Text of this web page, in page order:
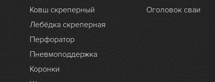
Ковш скреперный
Лебёдка скреперная
Перфоратор
Пневмоподдержка
Коронки
Оголовок сваи